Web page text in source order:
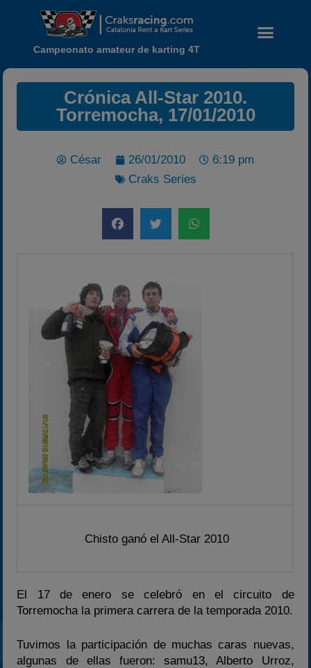
Noticias
Calendario
Campeonato amateur de karting 4T
Crónica All-Star 2010.
Torremocha, 17/01/2010
César 26/01/2010
6:19 pm
Craks Series
Chisto ganó el All-Star 2010
El 17 de enero se celebró en el circuito de
Torremocha la primera carrera de la temporada 2010.
Tuvimos la participación de muchas caras nuevas,
algunas de ellas fueron: samu13, Alberto Urroz,